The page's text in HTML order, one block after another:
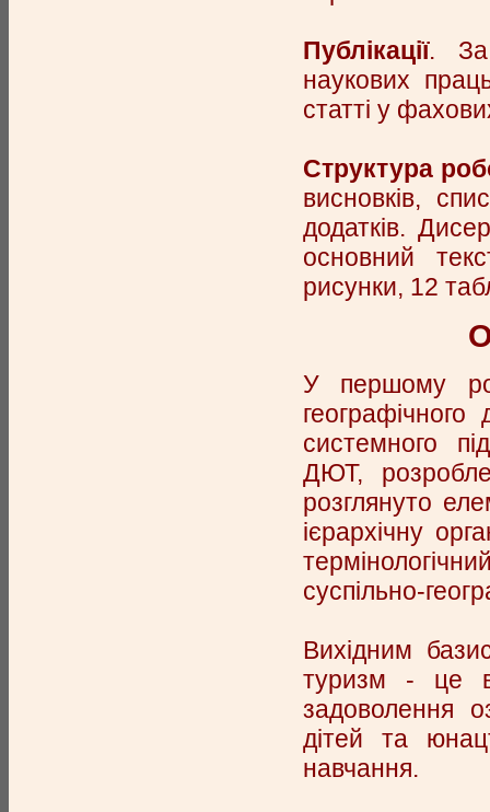
Публікації. За
наукових
статті у
Структура
висновків,
додатків.
основний
рисунки, 12
У першому
системного
ДЮТ,
розглянуто
ієрархічну
суспільно-
Вихідним
туризм - це
задоволення
дітей та
навчання.